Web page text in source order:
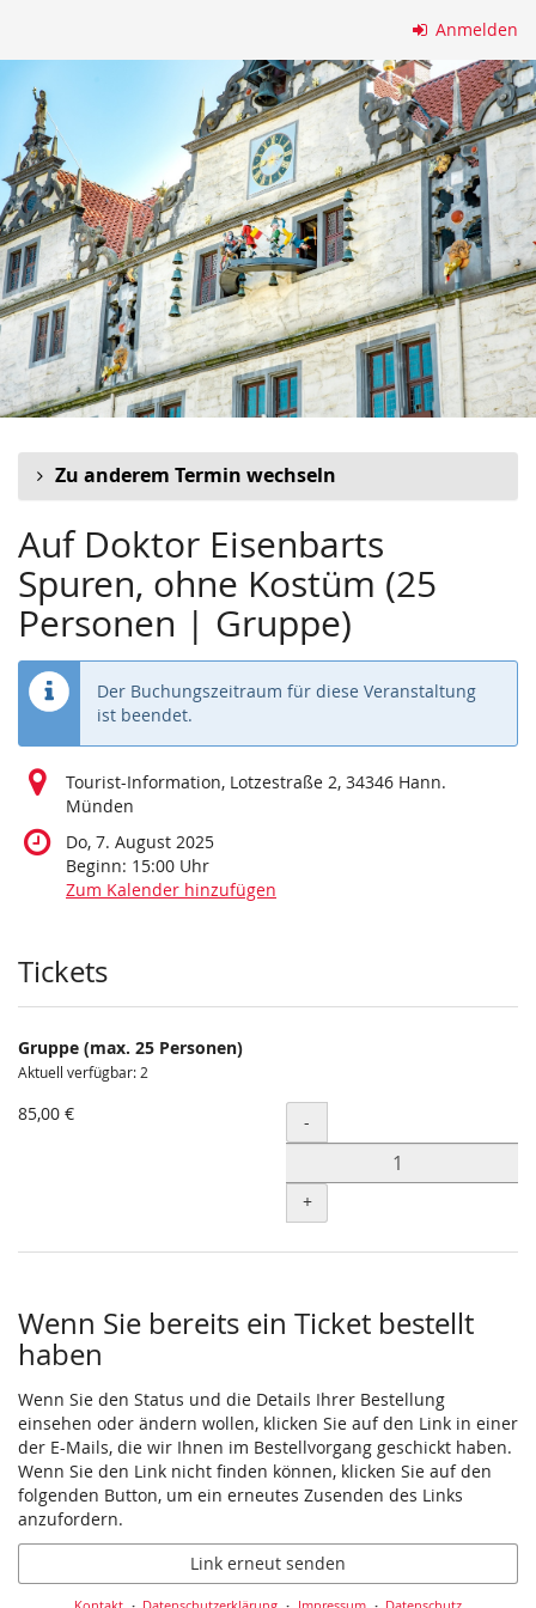
springen
Anmelden
Zu anderem Termin wechseln
Auf Doktor Eisenbarts
Spuren, ohne Kostüm (25
Personen | Gruppe)
Der Buchungszeitraum für diese Veranstaltung
ist beendet.
Tourist-Information, Lotzestraße 2, 34346 Hann.
Münden
Do, 7. August 2025
Beginn: 15:00 Uhr
Zum Kalender hinzufügen
Produkte
Tickets
Gruppe (max. 25 Personen)
Aktuell verfügbar: 2
85,00 € Menge
-
+
Wenn Sie bereits ein Ticket bestellt
haben
Wenn Sie den Status und die Details Ihrer Bestellung
einsehen oder ändern wollen, klicken Sie auf den Link in einer
der E-Mails, die wir Ihnen im Bestellvorgang geschickt haben.
Wenn Sie den Link nicht finden können, klicken Sie auf den
folgenden Button, um ein erneutes Zusenden des Links
anzufordern.
Link erneut senden